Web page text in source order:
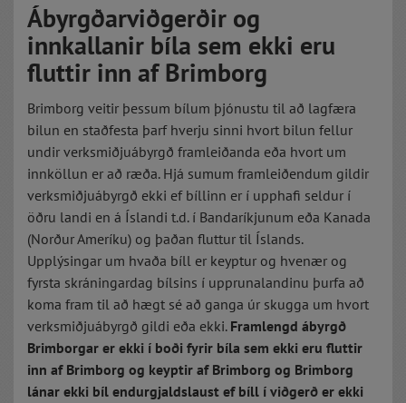
Ábyrgðarviðgerðir og
innkallanir bíla sem ekki eru
fluttir inn af Brimborg
Brimborg veitir þessum bílum þjónustu til að lagfæra
bilun en staðfesta þarf hverju sinni hvort bilun fellur
undir verksmiðjuábyrgð framleiðanda eða hvort um
innköllun er að ræða. Hjá sumum framleiðendum gildir
verksmiðjuábyrgð ekki ef bíllinn er í upphafi seldur í
öðru landi en á Íslandi t.d. í Bandaríkjunum eða Kanada
(Norður Ameríku) og þaðan fluttur til Íslands.
Upplýsingar um hvaða bíll er keyptur og hvenær og
fyrsta skráningardag bílsins í upprunalandinu þurfa að
koma fram til að hægt sé að ganga úr skugga um hvort
verksmiðjuábyrgð gildi eða ekki. Framlengd ábyrgð
Brimborgar er ekki í boði fyrir bíla sem ekki eru fluttir
inn af Brimborg og keyptir af Brimborg og Brimborg
lánar ekki bíl endurgjaldslaust ef bíll í viðgerð er ekki